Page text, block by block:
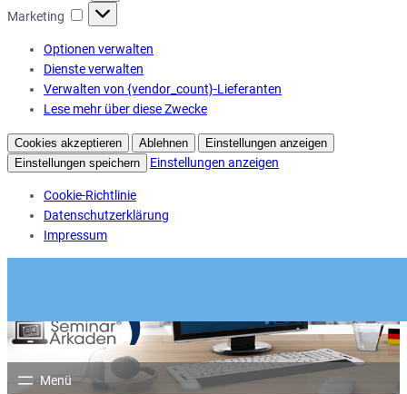
Marketing Marketing
Optionen verwalten
Dienste verwalten
Verwalten von {vendor_count}-Lieferanten
Lese mehr über diese Zwecke
Cookies akzeptieren Ablehnen
Einstellungen anzeigen
Einstellungen speichern
Einstellungen anzeigen
Cookie-Richtlinie
Datenschutzerklärung
Impressum